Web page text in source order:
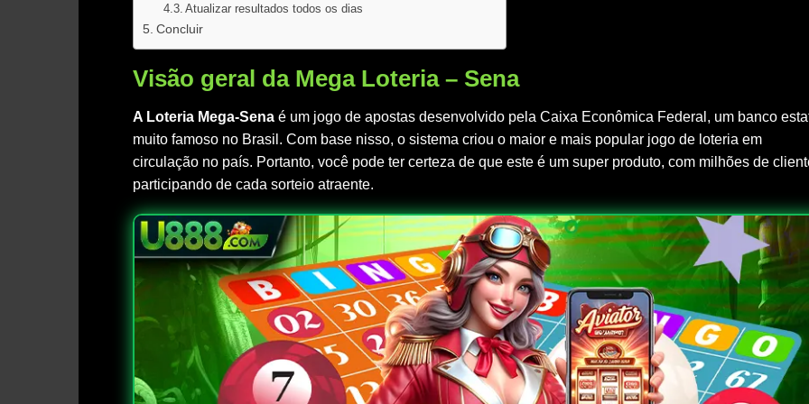
Atualizar resultados todos os dias
Concluir
Visão geral da Mega Loteria – Sena
A Loteria Mega-Sena é um jogo de apostas desenvolvido pela Caixa Econômica Federal, um banco
muito famoso no Brasil. Com base nisso, o sistema criou o maior e mais popular jogo de loteria em
circulação no país. Portanto, você pode ter certeza de que este é um super produto, com milhões de
participando de cada sorteio atraente.